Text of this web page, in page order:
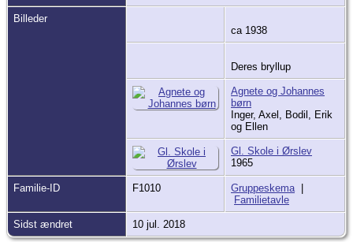
Billeder
ca 1938
Deres bryllup
Agnete og Johannes
børn
Inger, Axel, Bodil, Erik
og Ellen
Gl. Skole i Ørslev
1965
Familie-ID F1010 Gruppeskema|
Familietavle
Sidst ændret 10 jul. 2018